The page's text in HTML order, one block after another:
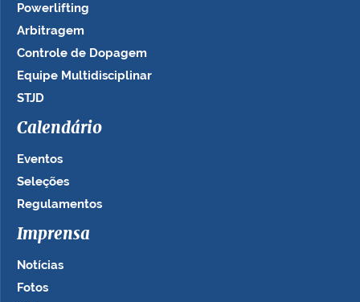
Powerlifting
Arbitragem
Controle de Dopagem
Equipe Multidisciplinar
STJD
Calendário
Eventos
Seleções
Regulamentos
Imprensa
Notícias
Fotos